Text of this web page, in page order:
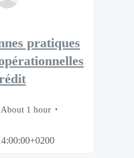
pratiques
About 1 hour